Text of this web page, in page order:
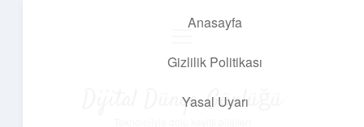
Anasayfa
Gizlilik Politikası
Yasal Uyarı
Dijital Dünya Günlüğü